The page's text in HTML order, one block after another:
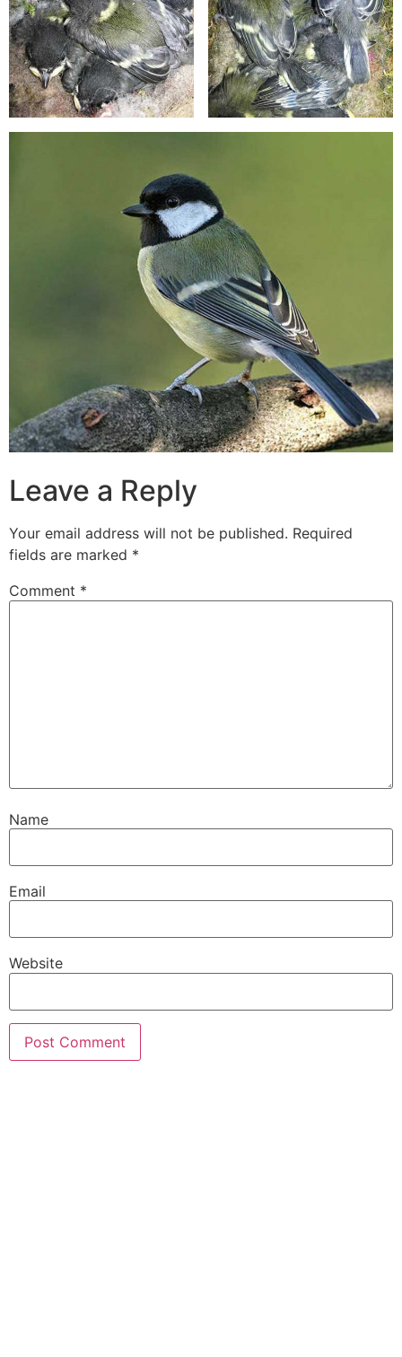
Leave a Reply
Your email address will not be published. Required
fields are marked *
Comment *
Name
Email
Website